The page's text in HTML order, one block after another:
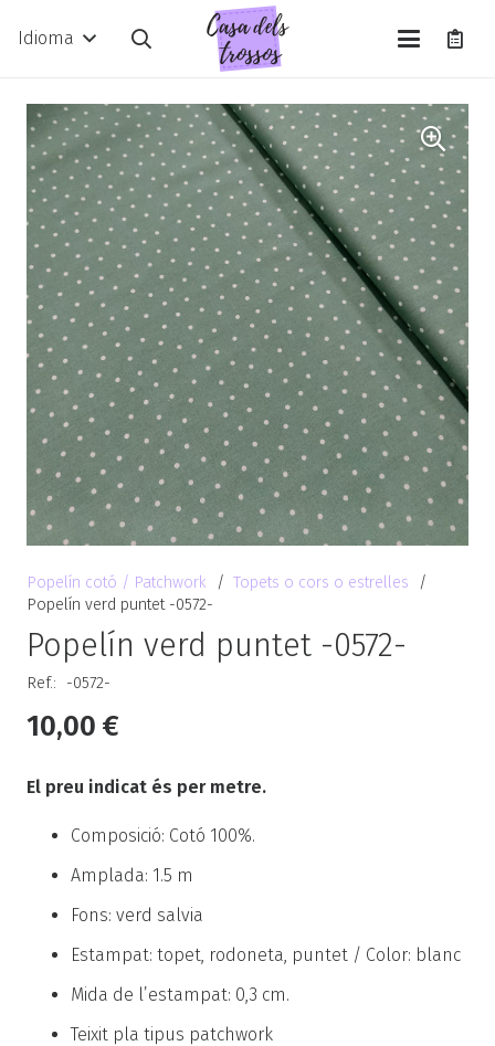
Idioma
Popelín cotó / Patchwork / Topets o cors o estrelles
/
Popelín verd puntet -0572-
Popelín verd puntet -0572-
Ref.: -0572-
10,00 €
El preu indicat és per metre.
Composició: Cotó 100%.
Amplada: 1.5 m
Fons: verd salvia
Estampat: topet, rodoneta, puntet / Color: blanc
Mida de l’estampat: 0,3 cm.
Teixit pla tipus patchwork